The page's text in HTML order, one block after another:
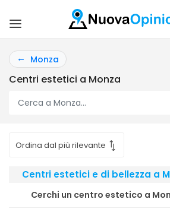
Monza
Centri estetici a Monza
Centri estetici e di bellezza a
Cerchi un centro estetico a